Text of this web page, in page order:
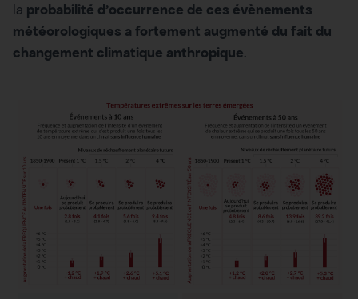
la probabilité d’occurrence de ces évènements
météorologiques a fortement augmenté du fait du
changement climatique anthropique.